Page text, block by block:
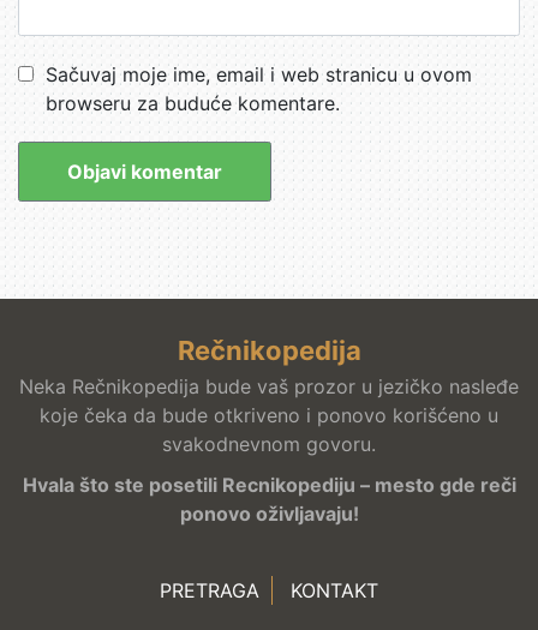
Sačuvaj moje ime, email i web stranicu u ovom
browseru za buduće komentare.
Rečnikopedija
Neka Rečnikopedija bude vaš prozor u jezičko nasleđe
koje čeka da bude otkriveno i ponovo korišćeno u
svakodnevnom govoru.
Hvala što ste posetili Recnikopediju – mesto gde reči
ponovo oživljavaju!
PRETRAGA KONTAKT